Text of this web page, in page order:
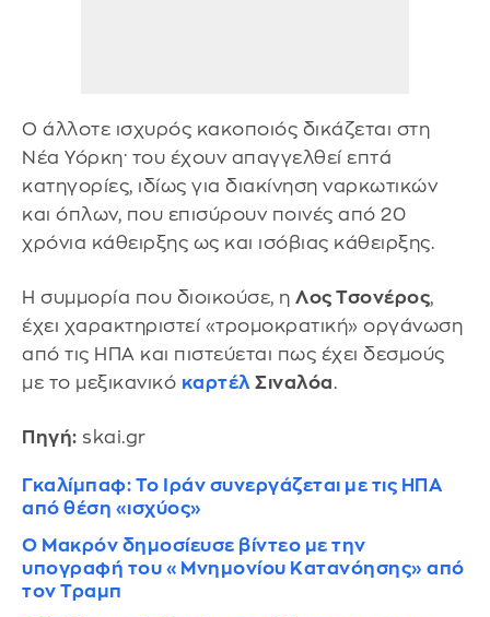
Ο άλλοτε ισχυρός κακοποιός δικάζεται στη
Νέα Υόρκη· του έχουν απαγγελθεί επτά
κατηγορίες, ιδίως για διακίνηση ναρκωτικών
και όπλων, που επισύρουν ποινές από 20
χρόνια κάθειρξης ως και ισόβιας κάθειρξης.
Η συμμορία που διοικούσε, η Λος Τσονέρος,
έχει χαρακτηριστεί «τρομοκρατική» οργάνωση
από τις ΗΠΑ και πιστεύεται πως έχει δεσμούς
με το μεξικανικό καρτέλ Σιναλόα.
Πηγή: skai.gr
Γκαλίμπαφ: Το Ιράν συνεργάζεται με τις ΗΠΑ
από θέση «ισχύος»
Ο Μακρόν δημοσίευσε βίντεο με την
υπογραφή του «Μνημονίου Κατανόησης» από
τον Τραμπ